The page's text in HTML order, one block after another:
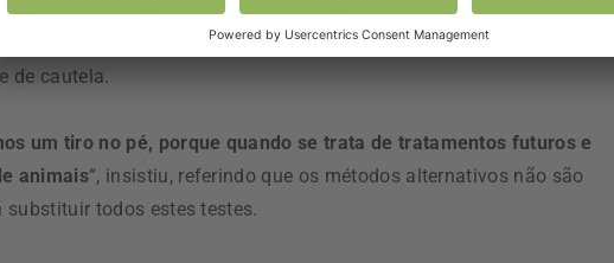
específico “parece-me perfeitamente razoável”, destacou à AFP,
de cautela.
um tiro no pé, porque quando se trata de tratamentos futuros e
animais“, insistiu, referindo que os métodos alternativos não são
todos estes testes.